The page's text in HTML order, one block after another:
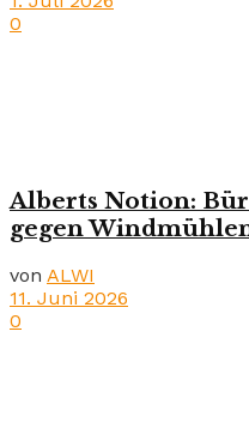
0
Alberts Notion:
gegen
von ALWI
11. Juni 2026
0